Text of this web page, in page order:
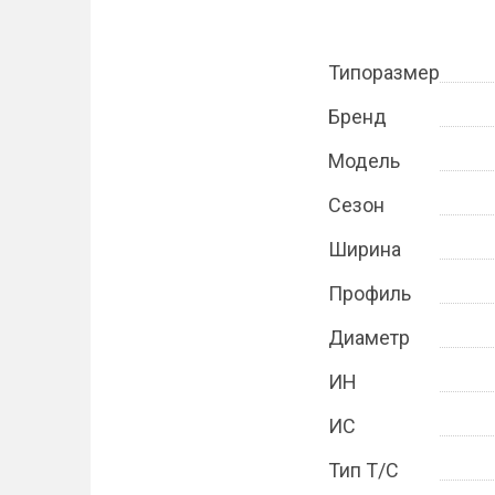
Типоразмер
Бренд
Модель
Сезон
Ширина
Профиль
Диаметр
ИН
ИС
Тип Т/С